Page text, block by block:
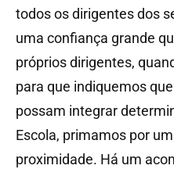
todos os dirigentes dos
uma confiança grande
próprios dirigentes,
para que indiquemos
possam integrar
Escola, primamos por
proximidade. Há um